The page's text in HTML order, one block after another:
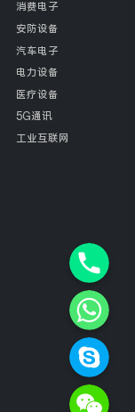
消费电子
安防设备
汽车电子
电力设备
医疗设备
5G通讯
工业互联网
Skype
WeChat: